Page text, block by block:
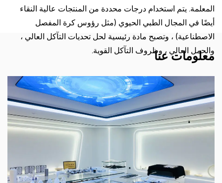
المعلمة. يتم استخدام درجات محددة من المنتجات عالية النقاء
أيضًا في المجال الطبي الحيوي (مثل رؤوس كرة المفصل
الاصطناعية) ، وتصبح مادة رئيسية لحل تحديات التآكل العالي ،
والحمل العالي ، وظروف التآكل القوية.
معلومات عنا